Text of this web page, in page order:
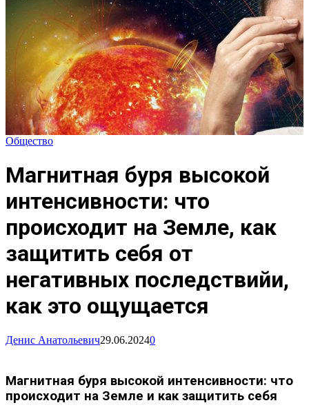
Общество
Магнитная буря высокой
интенсивности: что
происходит на Земле, как
защитить себя от
негативных последствийи,
как это ощущается
Денис Анатольевич29.06.20240
Магнитная буря высокой интенсивности: что
происходит на Земле и как защитить себя